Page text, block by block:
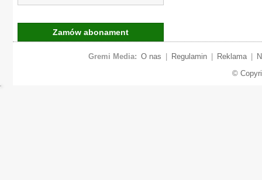
Zamów abonament
Gremi Media: O nas Regulamin Reklama
©